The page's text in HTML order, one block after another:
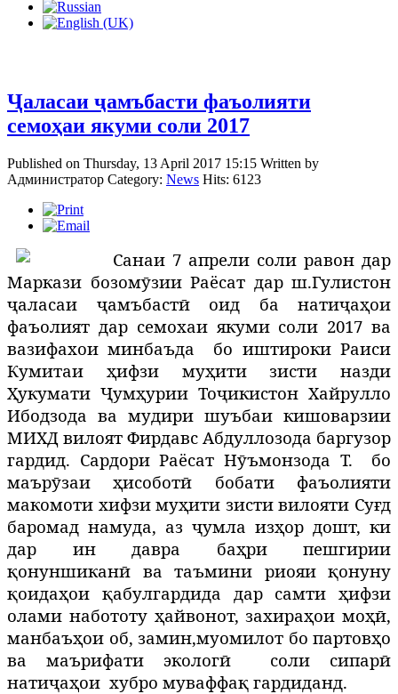
Ҷаласаи ҷамъбасти фаъолияти
семоҳаи якуми соли 2017
Published on Thursday, 13 April 2017 15:15 Written by
Администратор Category: News Hits: 6123
Санаи 7 апрели соли равон дар
Маркази бозомӯзии Раёсат дарш.Гулистон
ҷаласаи ҷамъбастӣ оид ба натиҷаҳои
фаъолият дар семохаи якуми соли 2017 ва
вазифахои минбаъда
бо иштироки Раиси
Кумитаи ҳифзи муҳити зисти назди
Ҳукумати Ҷумҳурии Тоҷикистон Хайрулло
Ибодзода ва мудири шуъбаи кишоварзии
МИХД вилоят Фирдавс Абдуллозода баргузор
гардид. Сардори Раёсат Нӯъмонзода Т.
бо
маърӯзаиҳисоботӣ бобати фаъолияти
макомоти хифзи муҳити зисти вилояти Суғд
баромад намуда, аз ҷумла изҳор дошт, ки
дар ин давра баҳри пешгирии
қонуншиканӣ ва таъмини риояи қонуну
қоидаҳои қабулгардида дар самти ҳифзи
олами набототу ҳайвонот, захираҳои моҳӣ,
манбаъҳои об, замин,муомилот бо партовҳо
ва маърифати экологӣ соли сипарӣ
натиҷаҳои хубро муваффақ гардиданд.